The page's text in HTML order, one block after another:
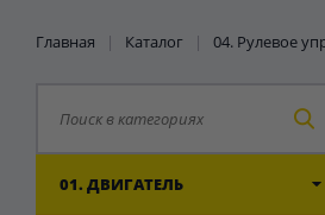
Главная | Каталог | 04. Рулевое
01. ДВИГАТЕЛЬ